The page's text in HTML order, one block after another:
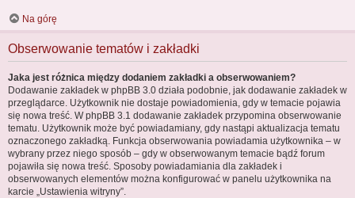
Na górę
Obserwowanie tematów i zakładki
Jaka jest różnica między dodaniem zakładki a obserwowaniem?
Dodawanie zakładek w phpBB 3.0 działa podobnie, jak dodawanie zakładek w
przeglądarce. Użytkownik nie dostaje powiadomienia, gdy w temacie pojawia
się nowa treść. W phpBB 3.1 dodawanie zakładek przypomina obserwowanie
tematu. Użytkownik może być powiadamiany, gdy nastąpi aktualizacja tematu
oznaczonego zakładką. Funkcja obserwowania powiadamia użytkownika – w
wybrany przez niego sposób – gdy w obserwowanym temacie bądź forum
pojawiła się nowa treść. Sposoby powiadamiania dla zakładek i
obserwowanych elementów można konfigurować w panelu użytkownika na
karcie „Ustawienia witryny”.